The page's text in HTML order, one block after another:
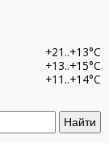
Найти
+21..+13°C
+13..+15°C
+11..+14°C